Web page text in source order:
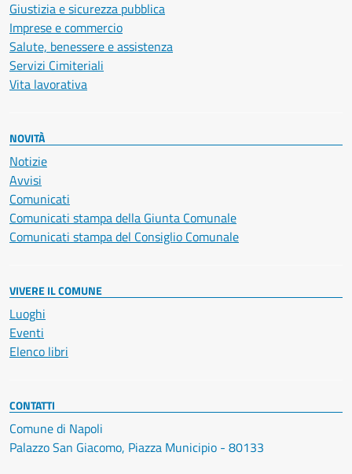
Giustizia e sicurezza pubblica
Imprese e commercio
Salute, benessere e assistenza
Servizi Cimiteriali
Vita lavorativa
NOVITÀ
Notizie
Avvisi
Comunicati
Comunicati stampa della Giunta Comunale
Comunicati stampa del Consiglio Comunale
VIVERE IL COMUNE
Luoghi
Eventi
Elenco libri
CONTATTI
Comune di Napoli
Palazzo San Giacomo, Piazza Municipio - 80133